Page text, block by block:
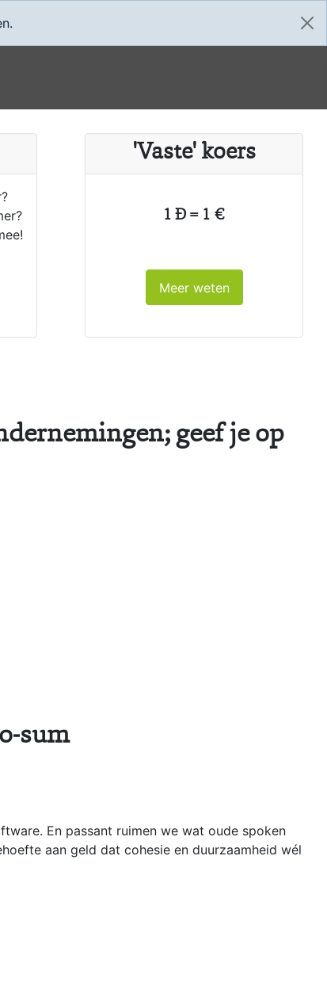
App
'Vaste' koers
1 Ð = 1 €
Meer weten
geef je op
sum
En passant ruimen we wat oude spoken
aan geld dat cohesie en duurzaamheid wél